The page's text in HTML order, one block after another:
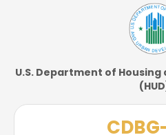
U.S. Department of